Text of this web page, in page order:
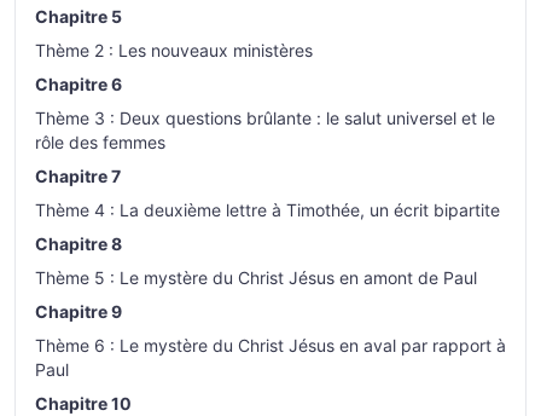
Chapitre 5
Thème 2 : Les nouveaux ministères
Chapitre 6
Thème 3 : Deux questions brûlante : le salut universel et le
rôle des femmes
Chapitre 7
Thème 4 : La deuxième lettre à Timothée, un écrit bipartite
Chapitre 8
Thème 5 : Le mystère du Christ Jésus en amont de Paul
Chapitre 9
Thème 6 : Le mystère du Christ Jésus en aval par rapport à
Paul
Chapitre 10